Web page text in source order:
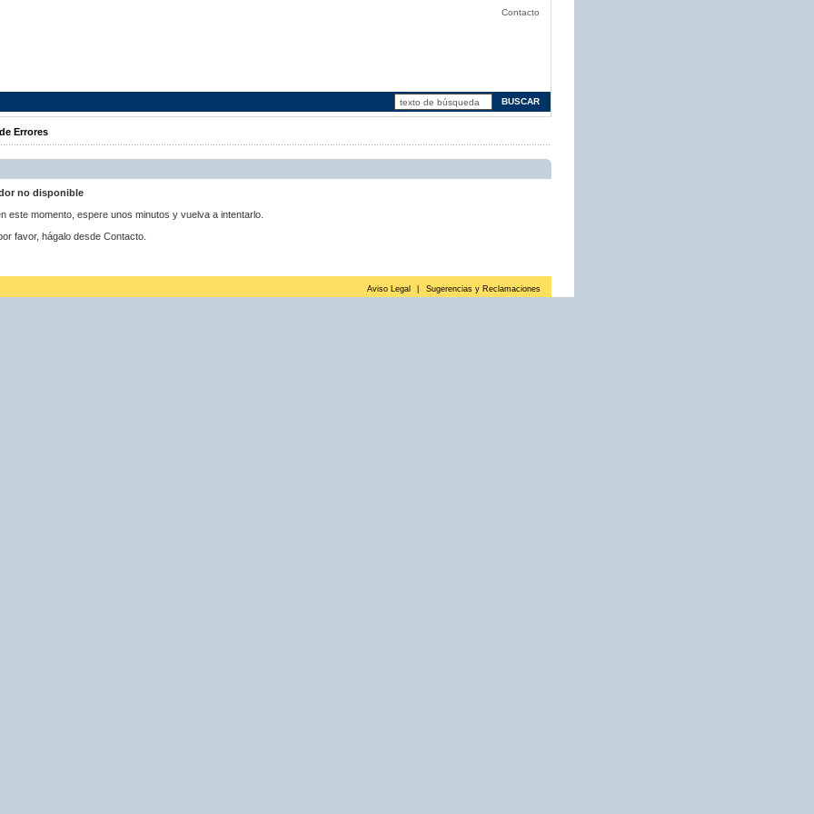
Contacto
Errores
no disponible
este momento, espere unos minutos y vuelva a intentarlo.
favor, hágalo desde Contacto.
Aviso Legal Sugerencias y Reclamaciones